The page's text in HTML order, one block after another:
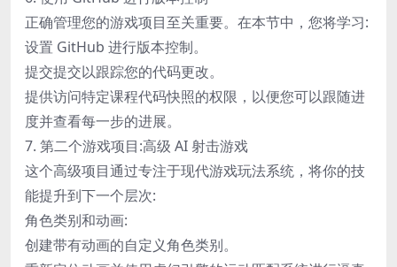
正确管理您的游戏项目至关重要。在本节中，您将学习:
设置 GitHub 进行版本控制。
提交提交以跟踪您的代码更改。
提供访问特定课程代码快照的权限，以便您可以跟随进
度并查看每一步的进展。
7. 第二个游戏项目:高级 AI 射击游戏
这个高级项目通过专注于现代游戏玩法系统，将你的技
能提升到下一个层次:
角色类别和动画:
创建带有动画的自定义角色类别。